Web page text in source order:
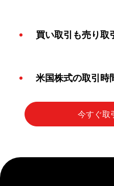
買い取引も売り取
米国株式の取引時